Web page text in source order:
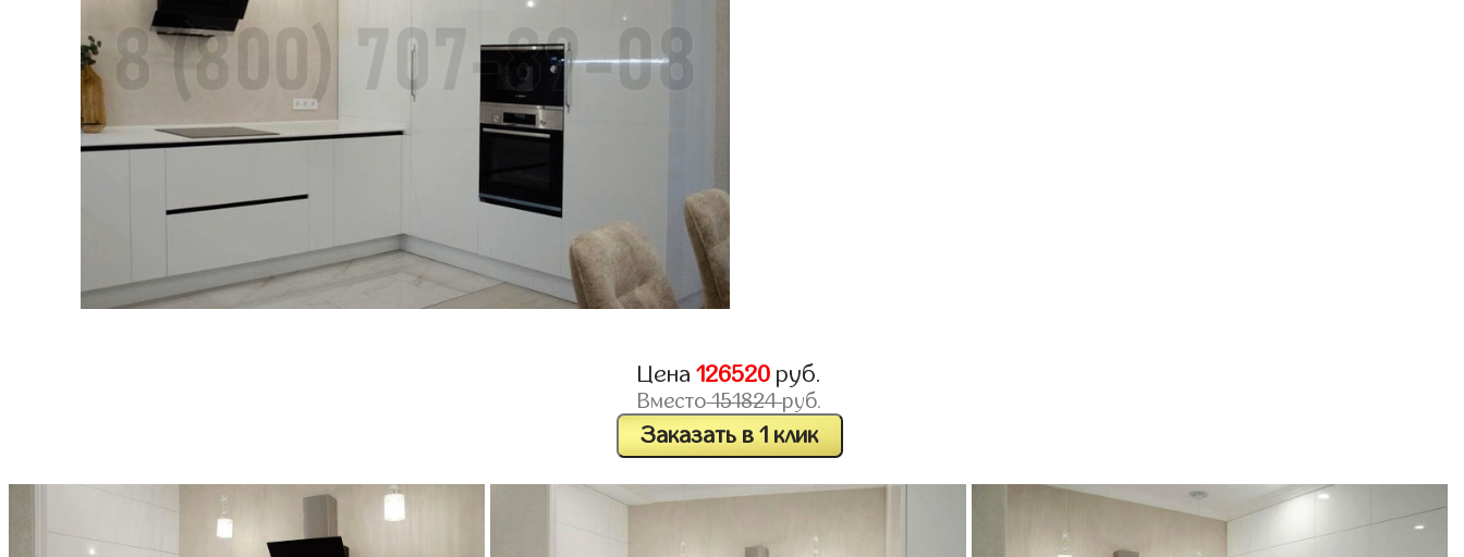
Цена126520 руб.
Вместо151824руб.
Заказать в 1 клик